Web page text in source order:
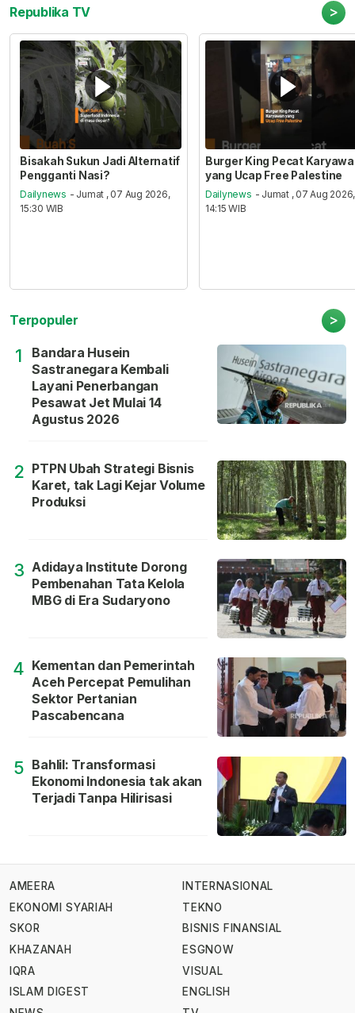
Republika TV >
Bisakah Sukun Jadi Alternatif
Pengganti Nasi?
Dailynews - Jumat , 07 Aug 2026,
15:30 WIB
Burger King Pecat
yang Ucap Free Palestine
Dailynews - Jumat , 07 Aug 2026,
14:15 WIB
Terpopuler >
1
Bandara Husein
Sastranegara Kembali
Layani Penerbangan
Pesawat Jet Mulai 14
Agustus 2026
2 PTPN Ubah Strategi Bisnis
Karet, tak Lagi Kejar Volume
Produksi
3 Adidaya Institute Dorong
Pembenahan Tata Kelola
MBG di Era Sudaryono
4 Kementan dan Pemerintah
Aceh Percepat Pemulihan
Sektor Pertanian
Pascabencana
5 Bahlil: Transformasi
Ekonomi Indonesia tak akan
Terjadi Tanpa Hilirisasi
AMEERA
EKONOMI SYARIAH
SKOR
KHAZANAH
IQRA
ISLAM DIGEST
INTERNASIONAL
TEKNO
BISNIS FINANSIAL
ESGNOW
VISUAL
ENGLISH